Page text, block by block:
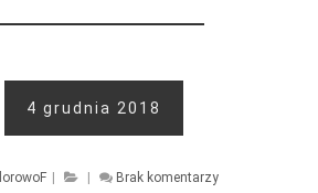
4 grudnia 2018
Brak komentarzy